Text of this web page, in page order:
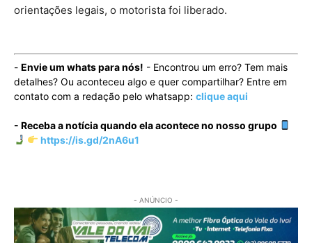
orientações legais, o motorista foi liberado.
- Envie um whats para nós! - Encontrou um erro? Tem mais
detalhes? Ou aconteceu algo e quer compartilhar? Entre em
contato com a redação pelo whatsapp: clique aqui
- Receba a notícia quando ela acontece no nosso grupo
https://is.gd/2nA6u1
- ANÚNCIO -